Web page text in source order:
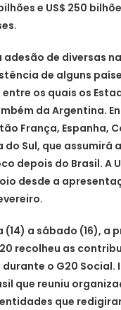
e US$ 250
adesão de diversas
de alguns
os quais os
da Argentina.
França, Espanha,
do Sul, que assumirá
depois do Brasil. A
desde a
a sábado (16), a
recolheu as
o G20 Social.
que reuniu
que